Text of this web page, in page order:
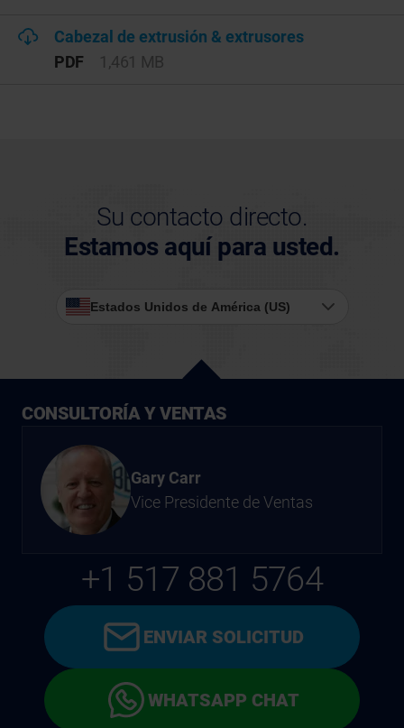
Cabezal de extrusión & extrusores
PDF
1,461 MB
Su contacto directo.
Estamos aquí para usted.
Estados Unidos de América (US)
CONSULTORÍA Y VENTAS
Gary Carr
Vice Presidente de Ventas
+1 517 881 5764
ENVIAR SOLICITUD
WHATSAPP CHAT